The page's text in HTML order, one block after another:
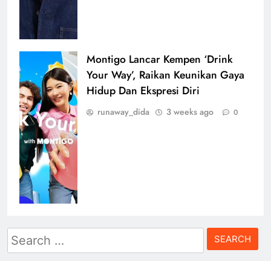
Montigo Lancar Kempen ‘Drink
Your Way’, Raikan Keunikan Gaya
Hidup Dan Ekspresi Diri
runaway_dida 3 weeks ago 0
Search
for: